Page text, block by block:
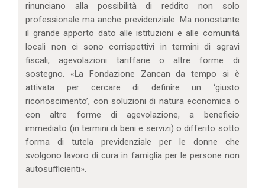
rinunciano alla possibilità di reddito non solo
professionale ma anche previdenziale. Ma nonostante
il grande apporto dato alle istituzioni e alle comunità
locali non ci sono corrispettivi in termini di sgravi
fiscali, agevolazioni tariffarie o altre forme di
sostegno. «La Fondazione Zancan da tempo si è
attivata per cercare di definire un ‘giusto
riconoscimento’, con soluzioni di natura economica o
con altre forme di agevolazione, a beneficio
immediato (in termini di beni e servizi) o differito sotto
forma di tutela previdenziale per le donne che
svolgono lavoro di cura in famiglia per le persone non
autosufficienti».